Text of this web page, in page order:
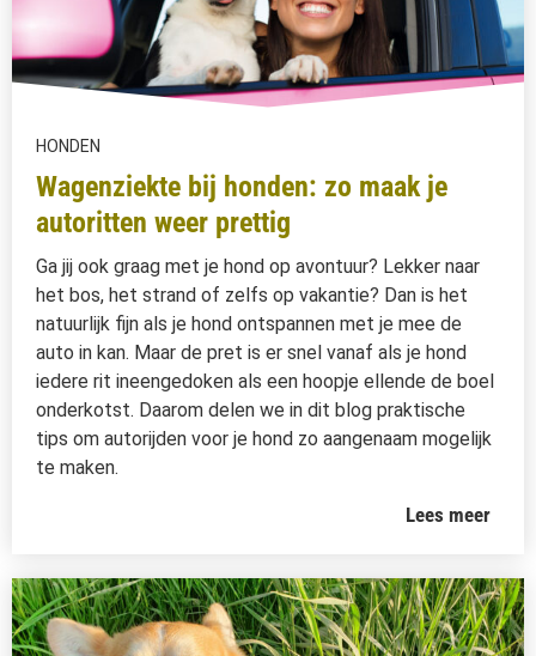
HONDEN
Wagenziekte bij honden: zo maak je
autoritten weer prettig
Ga jij ook graag met je hond op avontuur? Lekker naar
het bos, het strand of zelfs op vakantie? Dan is het
natuurlijk fijn als je hond ontspannen met je mee de
auto in kan. Maar de pret is er snel vanaf als je hond
iedere rit ineengedoken als een hoopje ellende de boel
onderkotst. Daarom delen we in dit blog praktische
tips om autorijden voor je hond zo aangenaam mogelijk
te maken.
Lees meer